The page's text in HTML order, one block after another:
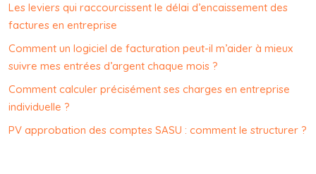
Les leviers qui raccourcissent le délai d’encaissement des
factures en entreprise
Comment un logiciel de facturation peut-il m’aider à mieux
suivre mes entrées d’argent chaque mois ?
Comment calculer précisément ses charges en entreprise
individuelle ?
PV approbation des comptes SASU : comment le structurer ?